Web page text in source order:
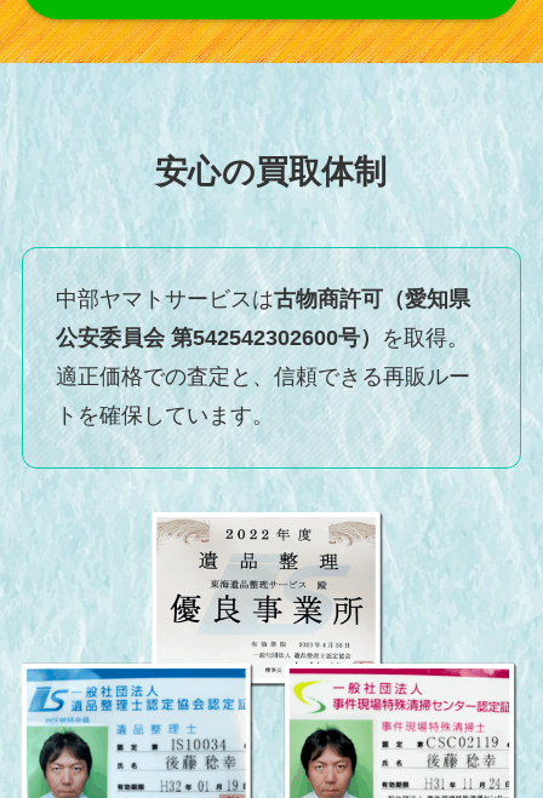
安心の買取体制
中部ヤマトサービスは古物商許可（愛知県
公安委員会 第542542302600号）
を取得。
適正価格での査定と、信頼できる再販ルー
トを確保しています。